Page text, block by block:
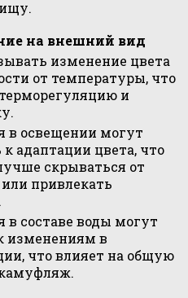
на внешний вид
изменение цвета
от температуры, что
и
в освещении могут
адаптации цвета, что
скрываться от
привлекать
в составе воды могут
изменениям в
что влияет на общую